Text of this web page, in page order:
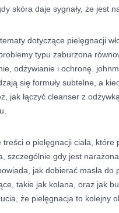
skóra daje sygnały, że jest
dotyczące pielęgnacji
typu zaburzona
odżywianie i ochronę.
się formuły subtelne, a
jak łączyć cleanser z
o pielęgnacji ciała,
szczególnie gdy jest
jak dobierać masła do
takie jak kolana, oraz jak
że pielęgnacja to kolejny